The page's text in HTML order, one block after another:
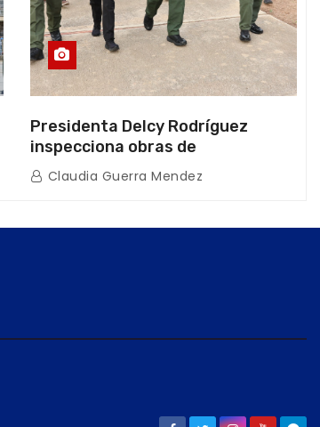
Presidenta Delcy Rodríguez
inspecciona obras de
restauración en Escuela Naval
tras afectaciones sísmicas en La
Claudia Guerra Mendez